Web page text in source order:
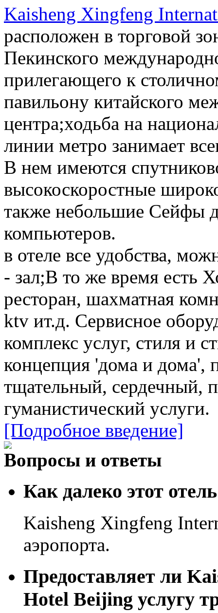
Kaisheng Xingfeng
расположен в торговой
Пекинского
прилегающего к
павильону китайского
центра;ходьба на
линии метро занимает
В нем имеются
высокоскоростные
также небольшие Сейфы
компьютеров.
в отеле все удобства,
- зал;В то же время есть
ресторан, шахматная
ktv ит.д. Сервисное
комплекс услуг, стиля и
концепция 'дома и дома',
тщательный, сердечный,
гуманистический услуги.
[Подробное введение]
Вопросы и ответы
Как далеко этот
Kaisheng Xingfeng
аэропорта.
Предоставляет ли
Hotel Beijing услугу